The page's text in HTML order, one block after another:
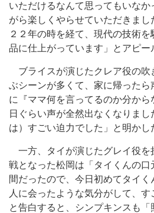
いただけるなんて思ってもいな
がら楽しくやらせていただきま
２２年の時を経て、現代の技術
品に仕上がっています」とアピー
ブライスが演じたクレア役の吹
ぶシーンが多くて、家に帰ったら
に『ママ何を言ってるのか分から
日ぐらい声が全然出なくなりま
は）すごい迫力でした」と明かし
一方、タイが演じたグレイ役を
戦となった松岡は「タイくんの口
間だったので、今日初めてタイ
人に会ったような気分がして、す
と告白すると、シンプキンスも「